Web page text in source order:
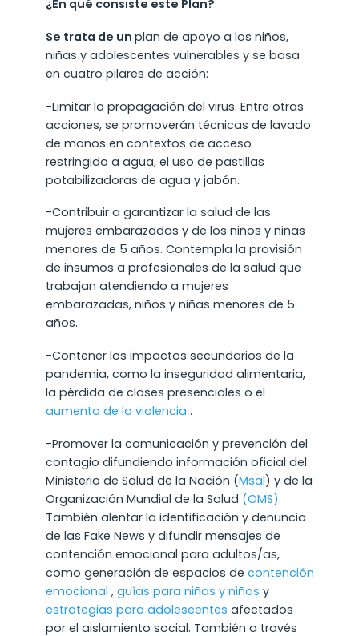
¿En qué consiste este Plan?
Se trata de un plan de apoyo a los niños,
niñas y adolescentes vulnerables y se basa
en cuatro pilares de acción:
-Limitar la propagación del virus. Entre otras
acciones, se promoverán técnicas de lavado
de manos en contextos de acceso
restringido a agua, el uso de pastillas
potabilizadoras de agua y jabón.
-Contribuir a garantizar la salud de las
mujeres embarazadas y de los niños y niñas
menores de 5 años. Contempla la provisión
de insumos a profesionales de la salud que
trabajan atendiendo a mujeres
embarazadas, niños y niñas menores de 5
años.
-Contener los impactos secundarios de la
pandemia, como la inseguridad alimentaria,
la pérdida de clases presenciales o el
aumento de la violencia .
-Promover la comunicación y prevención del
contagio difundiendo información oficial del
Ministerio de Salud de la Nación (Msal) y de la
Organización Mundial de la Salud (OMS).
También alentar la identificación y denuncia
de las Fake News y difundir mensajes de
contención emocional para adultos/as,
como generación de espacios de contención
emocional , guías para niñas y niños y
estrategias para adolescentes afectados
por el aislamiento social. También a través